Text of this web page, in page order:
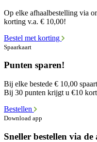
Op elke afhaalbestelling via
korting v.a. € 10,00!
Bestel met korting
Spaarkaart
Punten sparen!
Bij elke bestede € 10,00
Bij 30 punten krijgt u €10
Bestellen
Download app
Sneller bestellen via de